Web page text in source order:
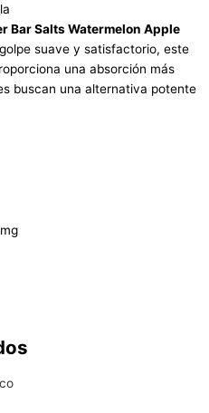
Bar Salts Watermelon Apple
suave y satisfactorio, este
una absorción más
buscan una alternativa potente